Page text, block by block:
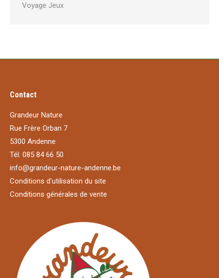
Voyage Jeux
Contact
Grandeur Nature
Rue Frère Orban 7
5300 Andenne
Tél. 085 84 66 50
info@grandeur-nature-andenne.be
Conditions d'utilisation du site
Conditions générales de vente